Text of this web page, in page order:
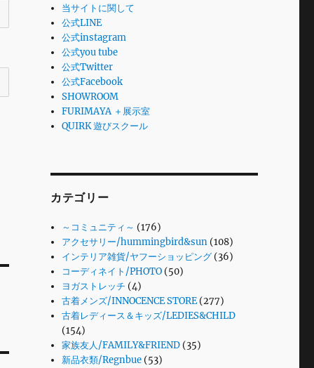
当サイトに関して
公式LINE
公式instagram
公式you tube
公式Twitter
公式Facebook
SHOWROOM
FURIMAYA ＋展示室
QUIRK 遊びスクール
カテゴリー
～コミュニティ～ (176)
アクセサリー/hummingbird&sun (108)
インテリア雑貨/ヤフーショッピング (36)
コーディネイト/PHOTO (50)
ヨガストレッチ (4)
古着メンズ/INNOCENCE STORE (277)
古着レディース＆キッズ/LEDIES&CHILD
(154)
家族友人/FAMILY&FRIEND (35)
新品衣類/Regnbue (53)